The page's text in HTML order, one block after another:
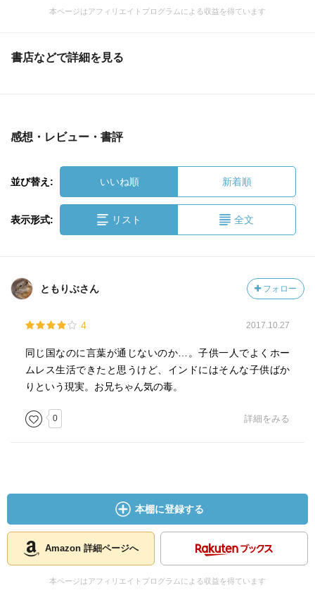
本ページはアフィリエイトプログラムによる収益を得ています
書店などで詳細を見る
感想・レビュー・書評
並び替え: いいね順 新着順
表示形式: リスト 全文
ともりぶさん フォロー
4 2017.10.27
同じ国なのに言葉が通じないのか…。子供一人でよくホー
ムレス生活できたと思うけど、インドにはそんな子供ばか
りという現実。お兄ちゃん気の毒。
0 詳細をみる
本棚に登録する
Amazon 詳細ページへ
本ページはアフィリエイトプログラムによる収益を得ています